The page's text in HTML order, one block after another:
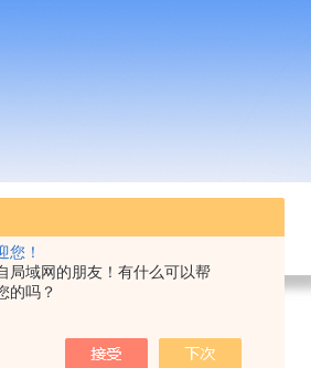
您！
局域网的朋友！有什么可以帮
的吗？
试验机,测厚仪,瓶盖扭矩仪,顶空残氧仪
测仪